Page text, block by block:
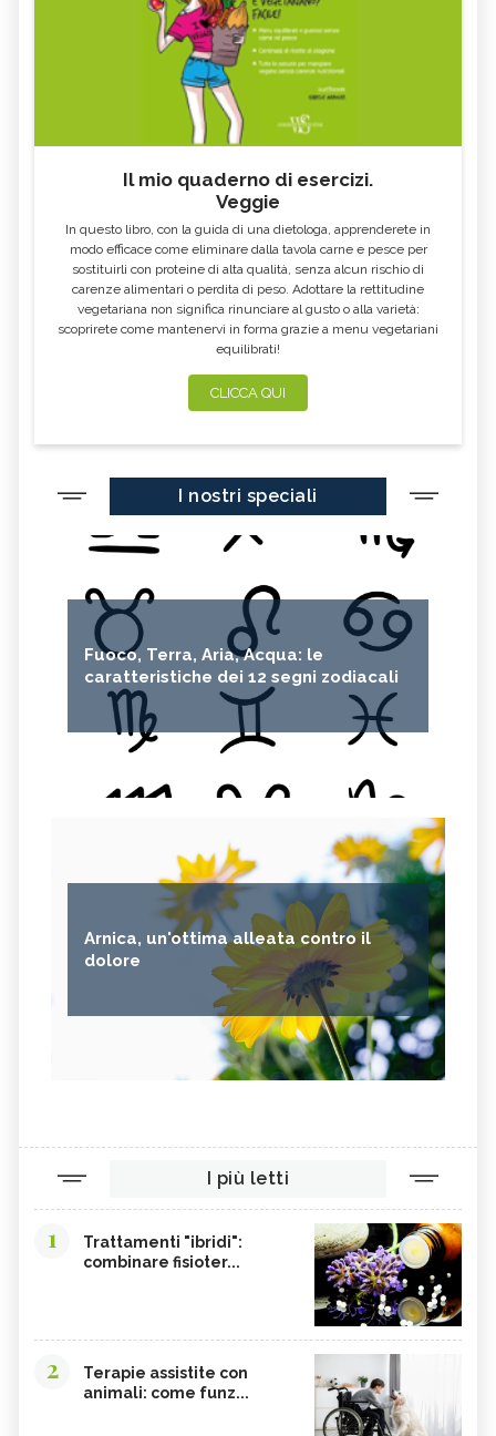
Il mio quaderno di esercizi.
Veggie
In questo libro, con la guida di una dietologa, apprenderete in
modo efficace come eliminare dalla tavola carne e pesce per
sostituirli con proteine di alta qualità, senza alcun rischio di
carenze alimentari o perdita di peso. Adottare la rettitudine
vegetariana non significa rinunciare al gusto o alla varietà:
scoprirete come mantenervi in forma grazie a menu vegetariani
equilibrati!
CLICCA QUI
I nostri speciali
Fuoco, Terra, Aria, Acqua: le
caratteristiche dei 12 segni zodiacali
Arnica, un'ottima alleata contro il
dolore
I più letti
1
Trattamenti "ibridi":
combinare fisioter...
2
Terapie assistite con
animali: come funz...